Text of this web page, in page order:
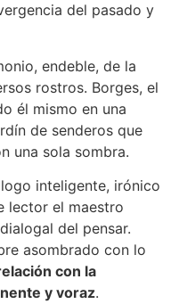
del pasado y
endeble, de la
rostros. Borges, el
él mismo en una
de senderos que
una sola sombra.
inteligente, irónico
lector el maestro
del pensar.
asombrado con lo
con la
y voraz.